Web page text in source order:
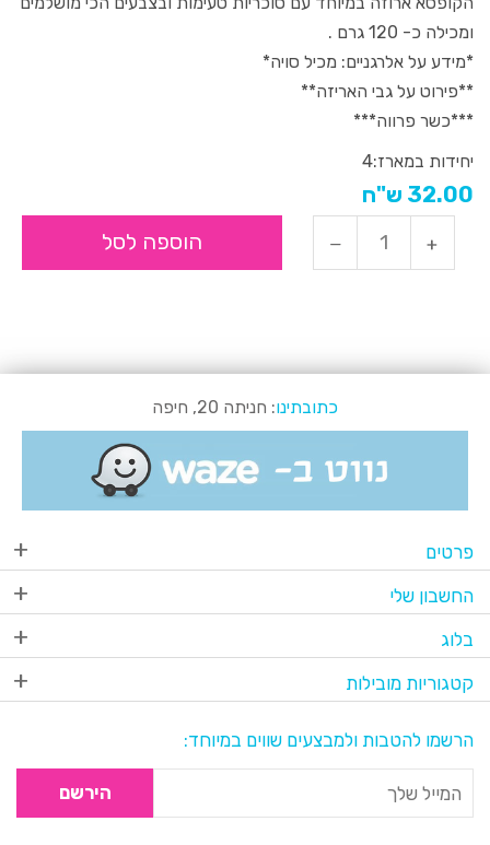
ומכילה כ- 120 גרם .
*מידע על אלרגניים: מכיל סויה*
**פירוט על גבי האריזה**
***כשר פרווה***
יחידות במארז:4
32.00 ש"ח
הוספה לסל
כתובתינו: חניתה 20, חיפה
פרטים
החשבון שלי
בלוג
קטגוריות מובילות
הרשמו להטבות ולמבצעים שווים במיוחד:
הירשם